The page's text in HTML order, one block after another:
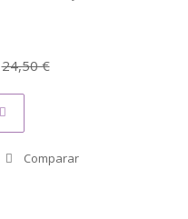
24,50 €
Comparar